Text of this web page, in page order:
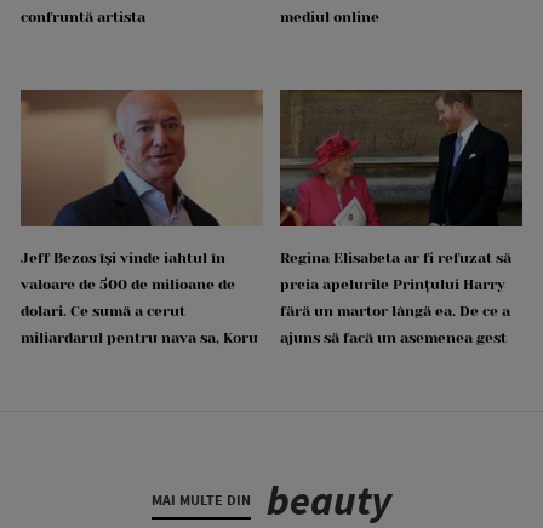
confruntă artista
mediul online
Jeff Bezos își vinde iahtul în
valoare de 500 de milioane de
dolari. Ce sumă a cerut
miliardarul pentru nava sa, Koru
Regina Elisabeta ar fi refuzat să
preia apelurile Prințului Harry
fără un martor lângă ea. De ce a
ajuns să facă un asemenea gest
MAI MULTE DIN beauty